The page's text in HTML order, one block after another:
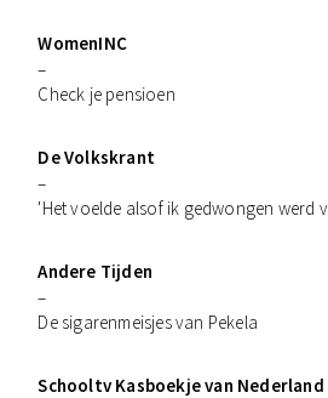
WomenINC
–
Check je pensioen
De Volkskrant
–
'Het voelde alsof ik gedwongen werd
Andere Tijden
–
De sigarenmeisjes van Pekela
Schooltv Kasboekje van Nederland